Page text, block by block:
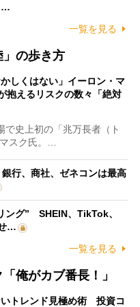
…
一覧を見る
の歩き方
かしくはない」イーロン・マ
抱えるリスクの数々「絶対
史上初の「兆万長者（ト
スク氏。…
行、商社、ゼネコンは最高
ング” SHEIN、TikTok、
…
一覧を見る
俺がカブ番長！」
いトレンド見極め術 投資コ